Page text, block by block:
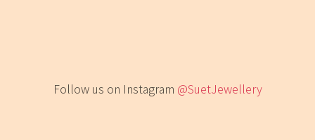
Follow us on Instagram @SuetJewellery